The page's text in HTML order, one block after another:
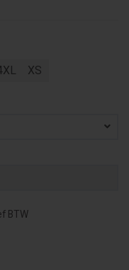
XS
BTW